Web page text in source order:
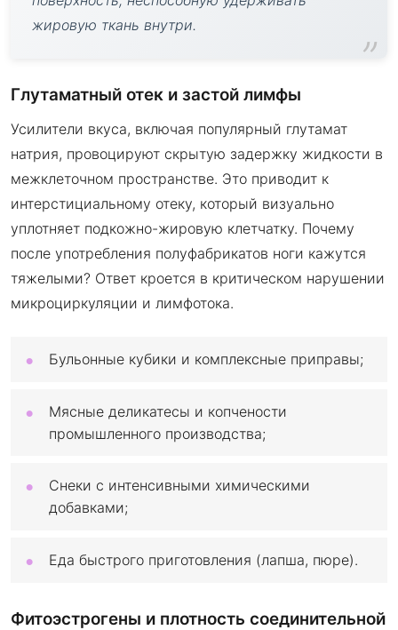
жировую ткань внутри.
Глутаматный отек и застой лимфы
Усилители вкуса, включая популярный глутамат
натрия, провоцируют скрытую задержку жидкости в
межклеточном пространстве. Это приводит к
интерстициальному отеку, который визуально
уплотняет подкожно-жировую клетчатку. Почему
после употребления полуфабрикатов ноги кажутся
тяжелыми? Ответ кроется в критическом нарушении
микроциркуляции и лимфотока.
Бульонные кубики и комплексные приправы;
Мясные деликатесы и копчености
промышленного производства;
Снеки с интенсивными химическими
добавками;
Еда быстрого приготовления (лапша, пюре).
Фитоэстрогены и плотность соединительной